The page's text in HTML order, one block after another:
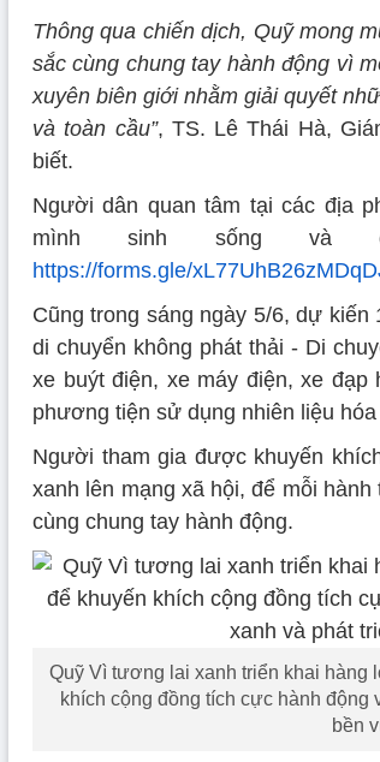
Thông qua chiến dịch, Quỹ mong
sắc cùng chung tay hành động vì
xuyên biên giới nhằm giải quyết
và toàn cầu”, TS. Lê Thái Hà,
biết.
Người dân quan tâm tại các địa
mình sinh sống và
https://forms.gle/
Cũng trong sáng ngày 5/6, dự
di chuyển không phát thải - Di
xe buýt điện, xe máy điện, xe
phương tiện sử dụng nhiên liệu hóa
Người tham gia được khuyến
xanh lên mạng xã hội, để mỗi
cùng chung tay hành động.
Quỹ Vì tương lai xanh triển khai hàng
khích cộng đồng tích cực hành động
bền